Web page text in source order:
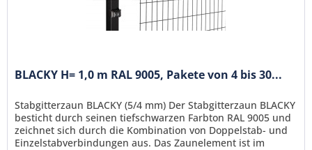
BLACKY H= 1,0 m RAL 9005, Pakete von 4 bis 30...
Stabgitterzaun BLACKY (5/4 mm) Der Stabgitterzaun BLACKY
besticht durch seinen tiefschwarzen Farbton RAL 9005 und
zeichnet sich durch die Kombination von Doppelstab- und
Einzelstabverbindungen aus. Das Zaunelement ist im